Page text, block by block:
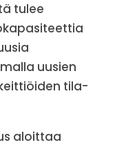
tulee
uusien
tila-
aloittaa